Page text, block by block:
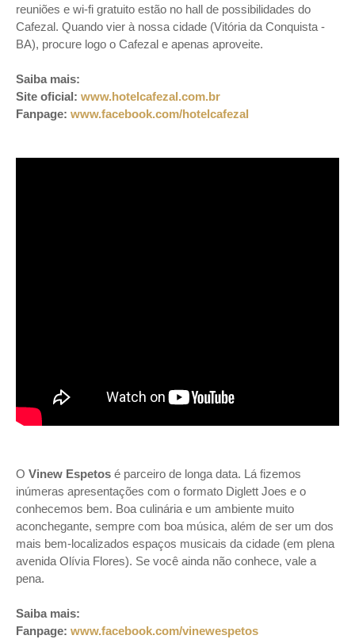
reuniões e wi-fi gratuito estão no hall de possibilidades do
Cafezal. Quando vier à nossa cidade (Vitória da Conquista -
BA), procure logo o Cafezal e apenas aproveite.
Saiba mais:
Site oficial: www.hotelcafezal.com.br
Fanpage: www.facebook.com/hotelcafezal
O Vinew Espetos é parceiro de longa data. Lá fizemos
inúmeras apresentações com o formato Diglett Joes e o
conhecemos bem. Boa culinária e um ambiente muito
aconchegante, sempre com boa música, além de ser um dos
mais bem-localizados espaços musicais da cidade (em plena
avenida Olívia Flores). Se você ainda não conhece, vale a
pena.
Saiba mais:
Fanpage: www.facebook.com/vinewespetos